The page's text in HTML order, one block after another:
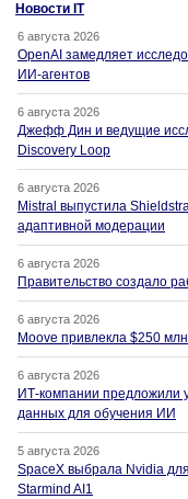
Новости IT
6 августа 2026
OpenAI замедляет
ИИ-агентов
6 августа 2026
Джефф Дин и ведущие
Discovery Loop
6 августа 2026
Mistral выпустила
адаптивной модерации
6 августа 2026
Правительство создало
6 августа 2026
Moove привлекла $250
6 августа 2026
ИТ-компании предложили
данных для обучения ИИ
5 августа 2026
SpaceX выбрала Nvidia
Starmind AI1